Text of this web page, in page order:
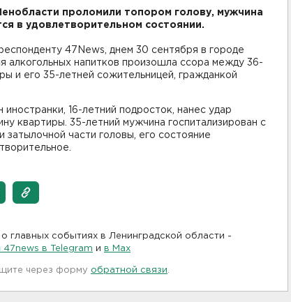
проломили топором голову, мужчина
в удовлетворительном состоянии.
47News, днем 30 сентября в городе
алкогольных напитков произошла ссора между 36-
и его 35-летней сожительницей, гражданкой
16-летний подросток, нанес удар
квартиры. 35-летний мужчина госпитализирован с
затылочной части головы, его состояние
главных событиях в Ленинградской области -
47news в Telegram и в Maх
через форму обратной связи